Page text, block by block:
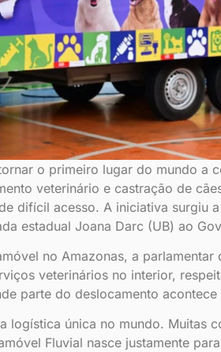
o primeiro lugar do mundo a
veterinário e castração de
difícil acesso. A iniciativa surgiu
estadual Joana Darc (UB) ao
no Amazonas, a
veterinários no interior,
parte do deslocamento acontece
logística única no mundo. Muitas
Fluvial nasce justamente